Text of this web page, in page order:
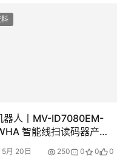
器人丨MV-ID7080EM-
智能线扫读码器产品
户手册下载
月 20日 250 0 0 0